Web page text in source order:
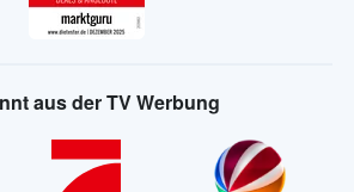
aus der TV Werbung